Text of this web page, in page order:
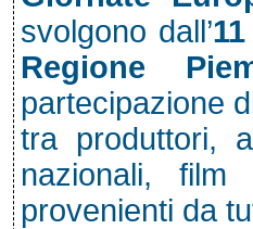
svolgono dall’
Regione
partecipazione
tra produttori,
nazionali, film
provenienti da